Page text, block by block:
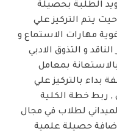
الطلبة بحصيلة
يتم التركيز علي
مهارات الاستماع و
و التذوق الادبي
بمعامل
بداء بالتركيز علي
, ربط خطة الكلية
لطلاب في مجال
حصيلة علمية